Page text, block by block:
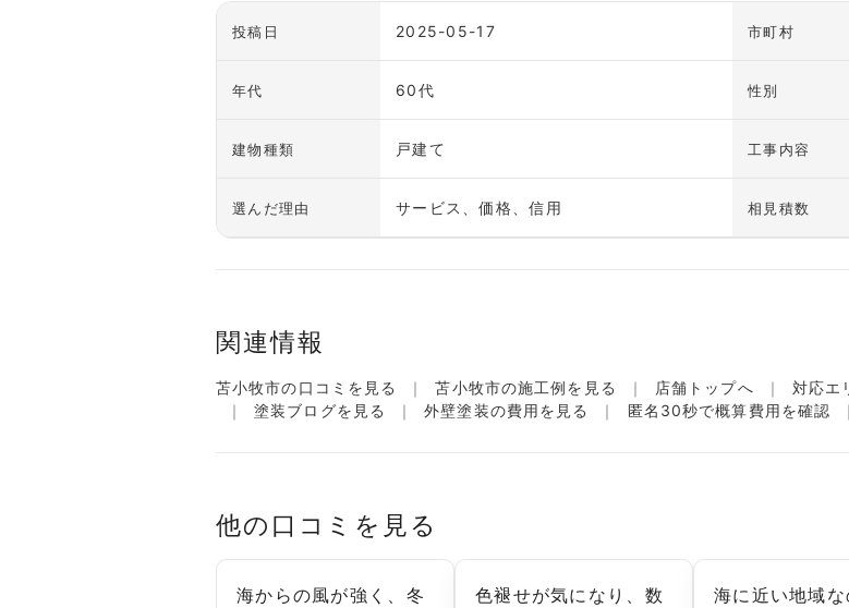
投稿日 2025-05-17 市町村
年代 60代 性別
建物種類 戸建て 工事内容
選んだ理由 サービス、価格、信用 相見積数
関連情報
苫小牧市の口コミを見る 苫小牧市の施工例を見る 店舗トップへ 対応エ
塗装ブログを見る
外壁塗装の費用を見る 匿名30秒で概算費用を確認
他の口コミを見る
海からの風が強く、冬
色褪せが気になり、数
海に近い地域な